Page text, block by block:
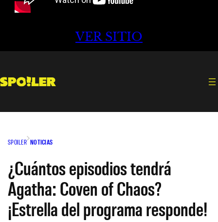
VER SITIO
SPOILER NOTICIAS
¿Cuántos episodios tendrá
Agatha: Coven of Chaos?
¡Estrella del programa responde!